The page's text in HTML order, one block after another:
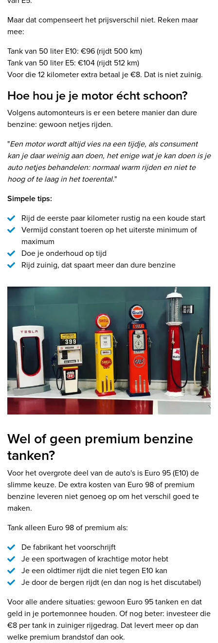
Maar dat compenseert het prijsverschil niet. Reken maar
mee:
Tank van 50 liter E10: €96 (rijdt 500 km)
Tank van 50 liter E5: €104 (rijdt 512 km)
Voor die 12 kilometer extra betaal je €8. Dat is niet zuinig.
Hoe hou je je motor écht schoon?
Volgens automonteurs is er een betere manier dan dure
benzine: gewoon netjes rijden.
"Een motor wordt altijd vies na een tijdje, als consument
kan je daar weinig aan doen, het enige wat je kan doen is je
auto netjes behandelen: normaal warm rijden en niet te
hoog of te laag in het toerental."
Simpele tips:
Rijd de eerste paar kilometer rustig na een koude start
Vermijd constant toeren op het uiterste minimum of
maximum
Doe je onderhoud op tijd
Rijd zuinig, dat spaart meer dan dure benzine
Wel of geen premium benzine
tanken?
Voor het overgrote deel van de auto's is Euro 95 (E10) de
slimme keuze. De extra kosten van Euro 98 of premium
benzine leveren niet genoeg op om het verschil goed te
maken.
Tank alleen Euro 98 of premium als:
De fabrikant het voorschrijft
Je een sportwagen of krachtige motor hebt
Je een oldtimer rijdt die niet tegen E10 kan
Je door de bergen rijdt (en dan nog is het discutabel)
Voor alle andere situaties: gewoon Euro 95 tanken en dat
geld in je portemonnee houden. Of nog beter: investeer die
€8 per tank in zuiniger rijgedrag. Dat levert meer op dan
welke premium brandstof dan ook.